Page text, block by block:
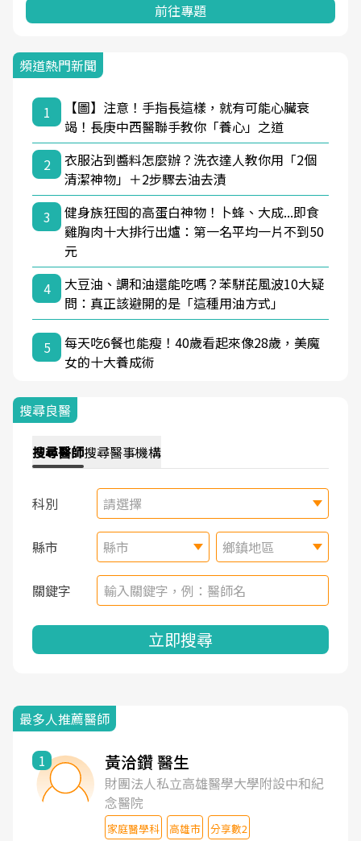
前往專題
頻道熱門新聞
1
【圖】注意！手指長這樣，就有可能心臟衰
竭！長庚中西醫聯手教你「養心」之道
2
衣服沾到醬料怎麼辦？洗衣達人教你用「2個
清潔神物」＋2步驟去油去漬
3
健身族狂囤的高蛋白神物！卜蜂、大成...即食
雞胸肉十大排行出爐：第一名平均一片不到50
元
4
大豆油、調和油還能吃嗎？苯駢芘風波10大疑
問：真正該避開的是「這種用油方式」
5
每天吃6餐也能瘦！40歲看起來像28歲，美魔
女的十大養成術
搜尋良醫
搜尋醫師搜尋醫事機構
科別 請選擇
縣市 縣市 鄉鎮地區
關鍵字
立即搜尋
最多人推薦醫師
1 黃洽鑽 醫生
財團法人私立高雄醫學大學附設中和紀
念醫院
家庭醫學科 高雄市 分享數2